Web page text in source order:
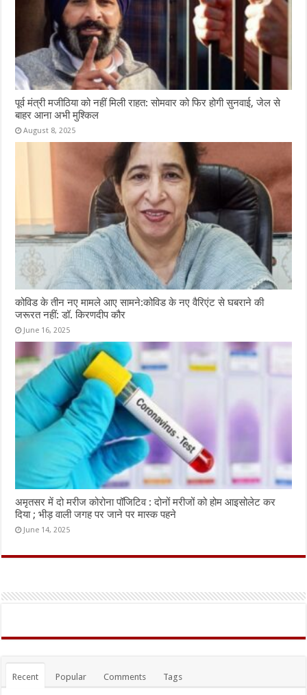
पूर्व मंत्री मजीठिया को नहीं मिली राहत: सोमवार को फिर होगी सुनवाई, जेल से
बाहर आना अभी मुश्किल
August 8, 2025
कोविड के तीन नए मामले आए सामने:कोविड के नए वैरिएंट से घबराने की
जरूरत नहीं: डॉ. किरणदीप कौर
June 16, 2025
अमृतसर में दो मरीज कोरोना पॉजिटिव : दोनों मरीजों को होम आइसोलेट कर
दिया ; भीड़ वाली जगह पर जाने पर मास्क पहने
June 14, 2025
Recent Popular Comments Tags